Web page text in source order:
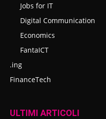
Jobs for IT
Digital Communication
Economics
FantaICT
.ing
FinanceTech
ULTIMI ARTICOLI